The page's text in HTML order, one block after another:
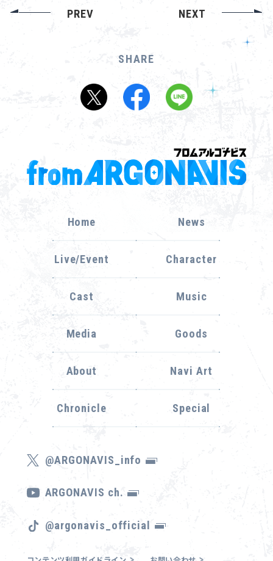
PREV NEXT
Home News
Live/Event Character
Cast Music
Media Goods
About Navi Art
Chronicle Special
@ARGONAVIS_info
ARGONAVIS ch.
@argonavis_official
SHARE